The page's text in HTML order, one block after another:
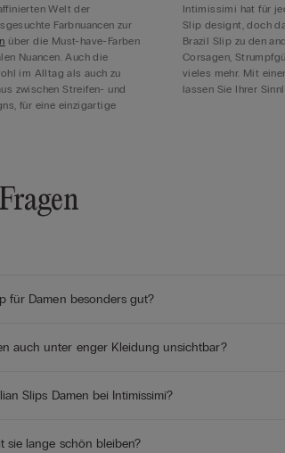
Welt der
Farbnuancen zur
über die Must-have-Farben
Nuancen. Auch die
im Alltag als auch zu
zwischen Streifen- und
für eine einzigartige
Intimissimi hat für
Slip designt, doch
Brazil Slip zu den
Corsagen,
vieles mehr. Mit
lassen Sie Ihrer
für Damen besonders gut?
auch unter enger Kleidung unsichtbar?
Slips Damen bei Intimissimi?
sie lange schön bleiben?